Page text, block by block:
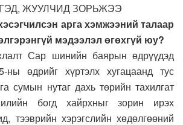
ЖУУЛЧИД ЗОРЬЖЭЭ
арга хэмжээний талаар
мэдээлэл өгөхгүй юу?
Сар шинийн баярын өдрүүдэд
өдрийг хүртэлх хугацаанд тус
сумын нутаг дахь төрийн тахилгат
богд хайрхныг зорин ирэх
тээврийн хэрэгслийн хөдөлгөөний